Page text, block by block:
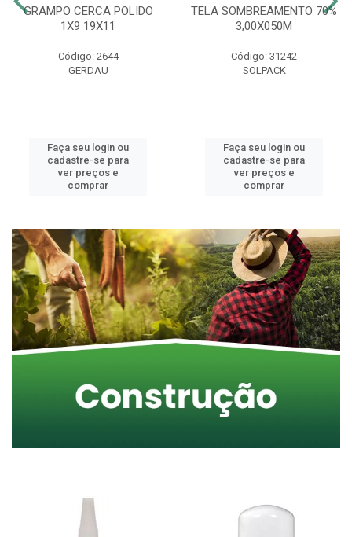
GRAMPO CERCA POLIDO
1X9 19X11
Código: 2644
GERDAU
Faça seu login ou
cadastre-se para
ver preços e
comprar
TELA SOMBREAMENTO 70%
3,00X050M
Código: 31242
SOLPACK
Faça seu login ou
cadastre-se para
ver preços e
comprar